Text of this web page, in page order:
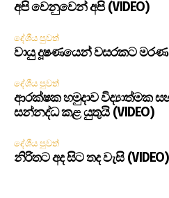
අපි වෙනුවෙන් අපි (VIDEO)
දේශීය පුවත්
වායු දූෂණයෙන් වසරකට මරණ
දේශීය පුවත්
ආරක්ෂක හමුදාව විද්‍යාත්මක
සන්නද්ධ කළ යුතුයි (VIDEO)
දේශීය පුවත්
නිරිතට අද සිට තද වැසි (VIDEO)